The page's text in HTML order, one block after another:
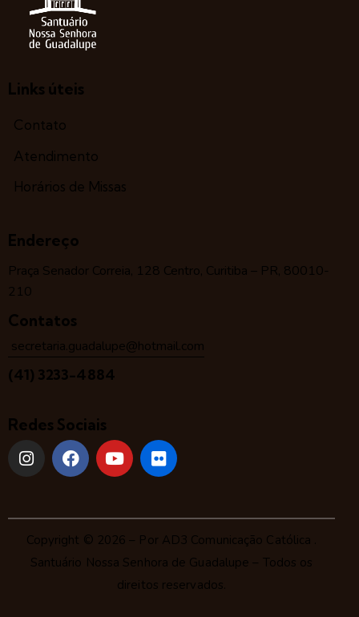
Links úteis
Contato
Atendimento
Horários de Missas
Endereço
Praça Senador Correia, 128 Centro, Curitiba – PR, 80010-
210
Contatos
secretaria.guadalupe@hotmail.com
(41) 3233-4884
Redes Sociais
Copyright © 2026 – Por AD3 Comunicação Católica .
Santuário Nossa Senhora de Guadalupe – Todos os
direitos reservados.